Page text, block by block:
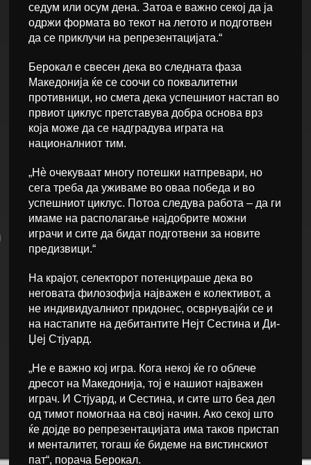
седум или осум дена. Затоа е важно секој да ја
одржи формата во текот на летото и подготвен
да се приклучи на репрезентацијата.“
Берокал е свесен дека во следната фаза
Македонија ќе се соочи со поквалитетни
противници, но смета дека успешниот настап во
првиот циклус претставува добра основа врз
која може да се надградува играта на
националниот тим.
„Нè очекуваат многу потешки натпревари, но
сега треба да уживаме во оваа победа и во
успешниот циклус. Потоа следува работа – да ги
имаме на располагање најдобрите можни
играчи и сите да бидат подготвени за новите
предизвици.“
На крајот, селекторот потенцираше дека во
неговата филозофија најважен е колективот, а
не индивидуалниот придонес, осврнувајќи се и
на настапите на дебитантите Нејт Сестина и Ди-
Џеј Стјуард.
„Не е важно кој игра. Кога некој ќе го облече
дресот на Македонија, тој е нашиот најважен
играч. И Стјуард, и Сестина, и сите што беа дел
од тимот помогнаа на свој начин. Ако секој што
ќе дојде во репрезентацијата има таков пристап
и менталитет, тогаш ќе бидеме на вистинскиот
пат“, порача Берокал.